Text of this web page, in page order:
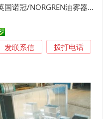
英国诺冠/NORGREN油雾器L17系列
发联系信 拨打电话